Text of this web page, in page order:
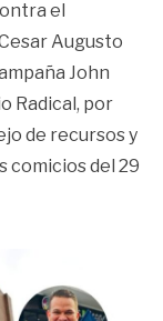
el
Augusto
John
Radical, por
de recursos y
comicios del 29